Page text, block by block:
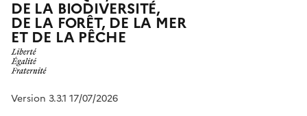
DE LA BIODIVERSITÉ,
DE LA FORÊT, DE LA MER
ET DE LA PÊCHE
Version 3.3.1 17/07/2026